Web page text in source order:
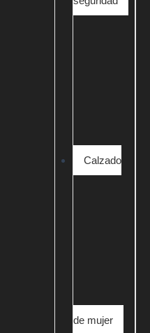
Calzado
de mujer